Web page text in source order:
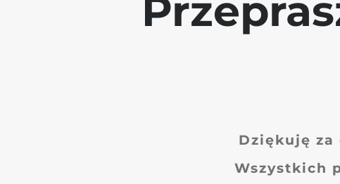
Dziękuję
Wszystkich